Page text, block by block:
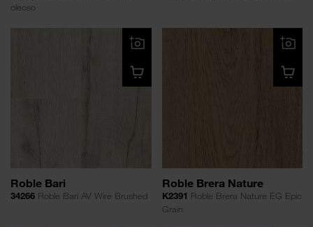
oleoso
Roble Bari
34266 Roble Bari AV Wire Brushed
Roble Brera Nature
K2391 Roble Brera Nature EG Epic
Grain